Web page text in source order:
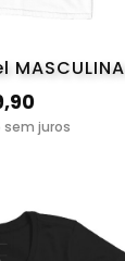
sem juros